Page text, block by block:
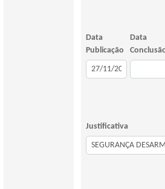
Data
Publicação
Data
Justificativa